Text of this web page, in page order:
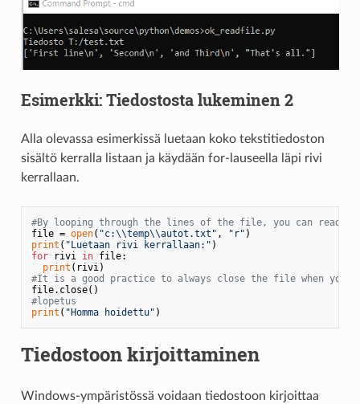
Esimerkki: Tiedostosta lukeminen 2
Alla olevassa esimerkissä luetaan koko tekstitiedoston
sisältö kerralla listaan ja käydään for-lauseella läpi rivi
kerrallaan.
#By looping through the lines of the file, you can read
file = open( "c:\\temp\\autot.txt" , "r"
print ( "Luetaan rivi kerrallaan:"
for rivi in file:
print
#It is a good practice to always close the file when you
#lopetus
print ( "Homma hoidettu"
Tiedostoon kirjoittaminen
Windows-ympäristössä voidaan tiedostoon kirjoittaa